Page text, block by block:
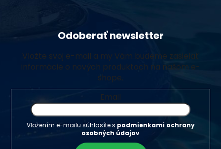
Odoberať newsletter
Vložte svoj e-mail a my Vám budeme zasielať
informácie o nových produktoch na našom e-
shope.
Email
Vložením e-mailu súhlasíte s podmienkami ochrany
osobných údajov